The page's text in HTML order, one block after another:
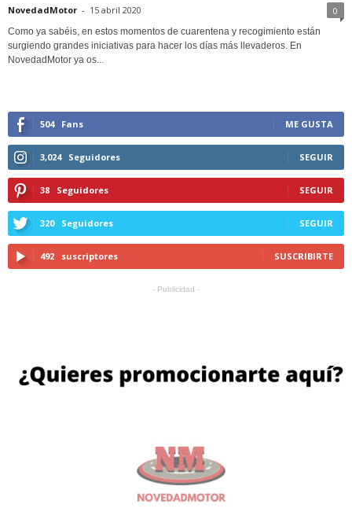
NovedadMotor - 15 abril 2020 0
Como ya sabéis, en estos momentos de cuarentena y recogimiento están
surgiendo grandes iniciativas para hacer los días más llevaderos. En
NovedadMotor ya os...
504 Fans ME GUSTA
3,024 Seguidores SEGUIR
38 Seguidores SEGUIR
320 Seguidores SEGUIR
492 suscriptores SUSCRIBIRTE
- Publicidad -